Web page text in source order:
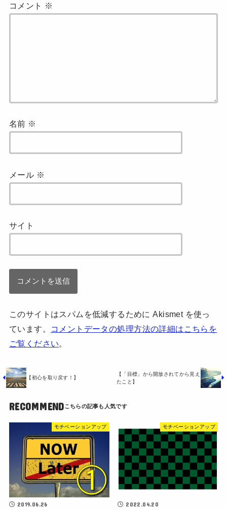
コメント ※
名前 ※
メール ※
サイト
このサイトはスパムを低減するために Akismet を使っ
ています。
コメントデータの処理方法の詳細はこちらを
ご覧ください。
【初心を取り戻す！】
【「目標」から開放されてから見え
たこと】
RECOMMEND
モチベーションアップ
2019.06.26
モチベーションアップ
2022.04.20